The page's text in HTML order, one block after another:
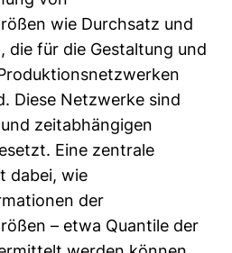
wie Durchsatz und
die für die Gestaltung und
Diese Netzwerke sind
zeitabhängigen
Eine zentrale
dabei, wie
der
– etwa Quantile der